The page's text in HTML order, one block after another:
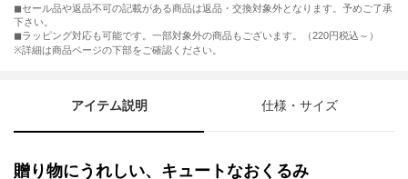
◼︎セール品や返品不可の記載がある商品は返品・交換対象外となります。予めご了承
下さい。
◼︎ラッピング対応も可能です。一部対象外の商品もございます。（220円税込～）
※詳細は商品ページの下部をご確認ください。
アイテム説明 仕様・サイズ
贈り物にうれしい、キュートなおくるみ